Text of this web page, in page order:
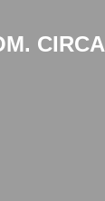
CIRCA